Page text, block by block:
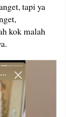
tapi ya
kok malah